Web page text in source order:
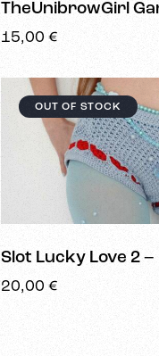
TheUnibrowGirl
15,00 €
OUT OF STOCK
Slot Lucky Love 2 –
20,00 €